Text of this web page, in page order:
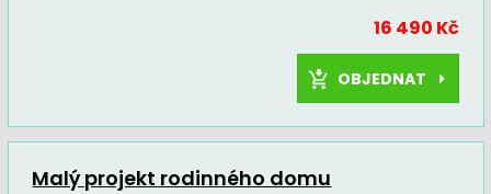
16 490 Kč
OBJEDNAT
Malý projekt rodinného domu